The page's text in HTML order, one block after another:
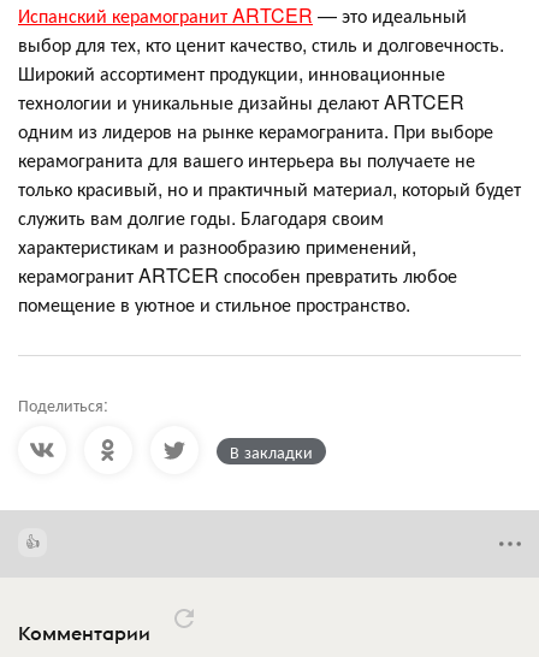
Испанский керамогранит ARTCER — это идеальный
выбор для тех, кто ценит качество, стиль и долговечность.
Широкий ассортимент продукции, инновационные
технологии и уникальные дизайны делают ARTCER
одним из лидеров на рынке керамогранита. При выборе
керамогранита для вашего интерьера вы получаете не
только красивый, но и практичный материал, который будет
служить вам долгие годы. Благодаря своим
характеристикам и разнообразию применений,
керамогранит ARTCER способен превратить любое
помещение в уютное и стильное пространство.
Поделиться:
В закладки
Комментарии